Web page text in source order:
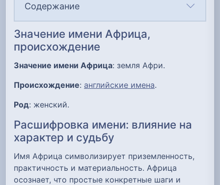
Содержание
Значение имени Африца,
происхождение
Значение имени Африца: земля Афри.
Происхождение: английские имена.
Род: женский.
Расшифровка имени: влияние на
характер и судьбу
Имя Африца символизирует приземленность,
практичность и материальность. Африца
осознает, что простые конкретные шаги и